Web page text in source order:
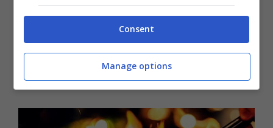
e alle infrastrutture. Ciò rappresenta una
minaccia diretta non solo per la salute
pubblica, ma anche per la sicurezza
ambientale in tutta l’Ue.
Consent
Manage options